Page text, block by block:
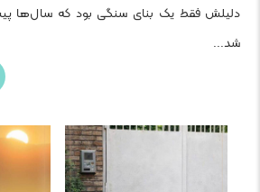
دلیلش فقط یک بنای سنگی بود که سال‌ها
شد...